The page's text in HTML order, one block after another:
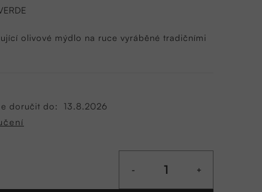
olivové mýdlo na ruce vyráběné tradičními
doručit do:
13.8.2026